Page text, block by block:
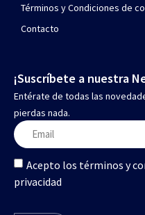
Términos y Condiciones de
Contacto
¡Suscríbete a nuestra
Entérate de todas las
pierdas nada.
Acepto los términos y
privacidad